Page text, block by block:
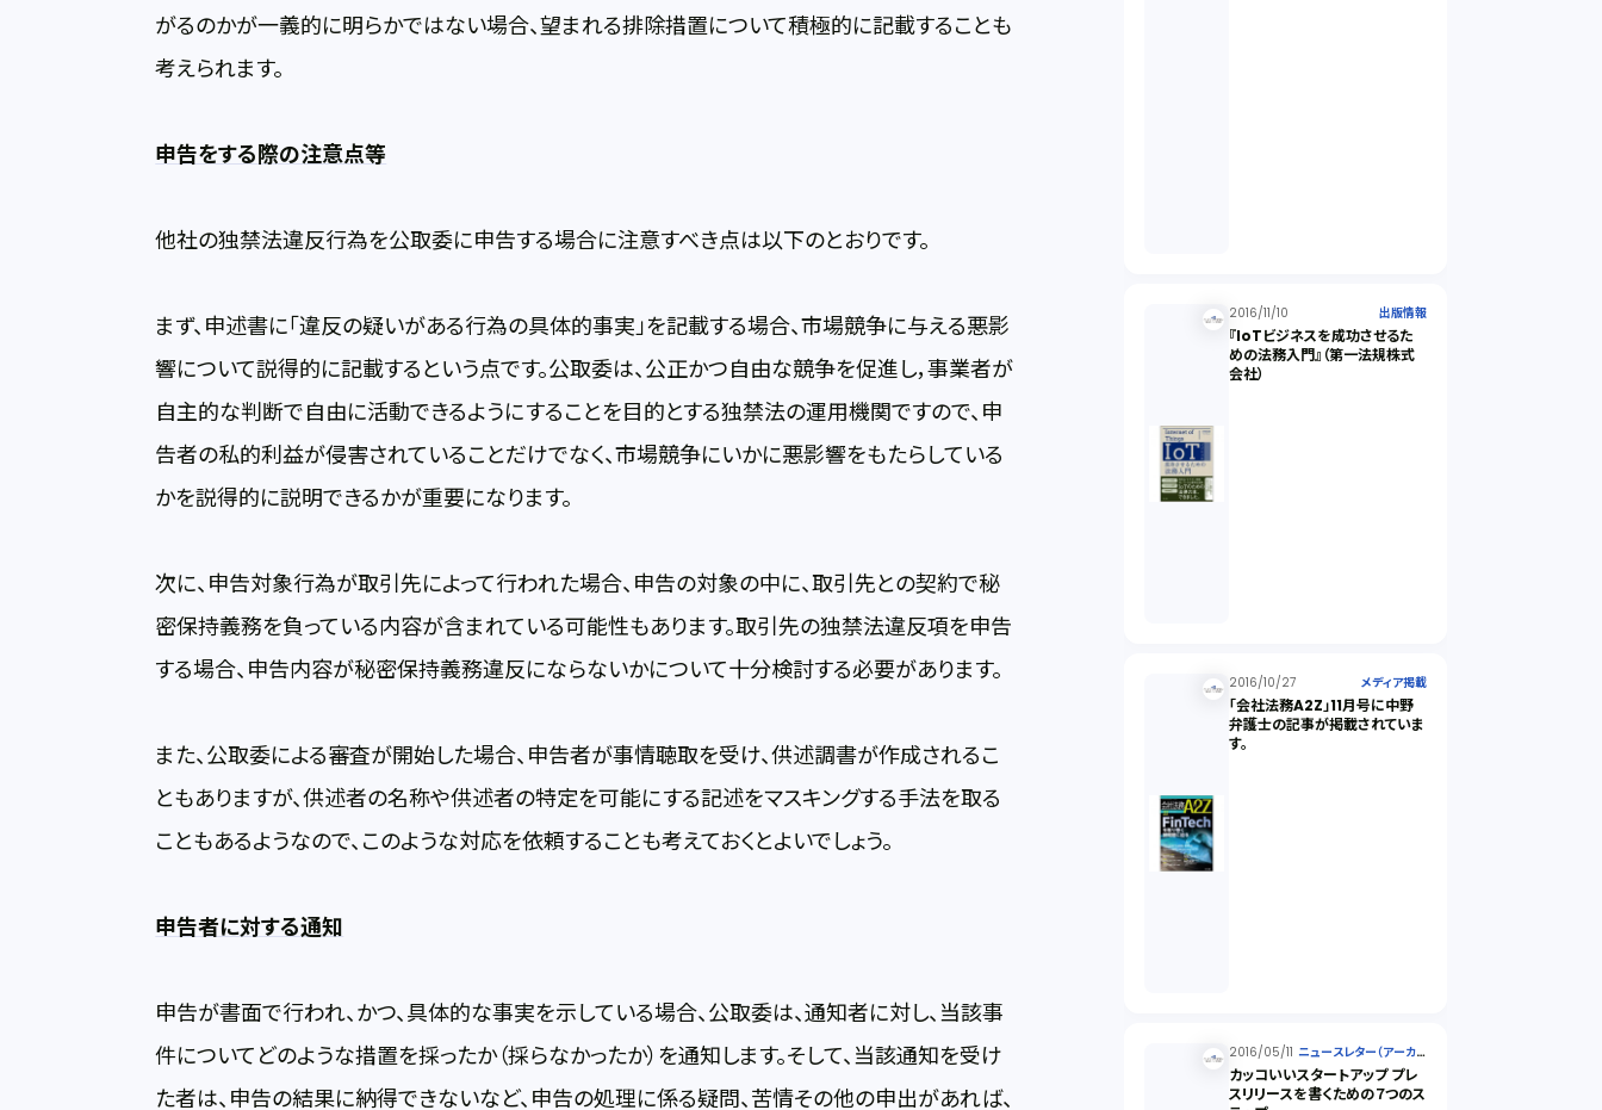
がるのかが一義的に明らかではない場合、望まれる排除措置について積極的に記載することも
考えられます。
申告をする際の注意点等
他社の独禁法違反行為を公取委に申告する場合に注意すべき点は以下のとおりです。
まず、申述書に「違反の疑いがある行為の具体的事実」を記載する場合、市場競争に与える悪影
響について説得的に記載するという点です。公取委は、公正かつ自由な競争を促進し，事業者が
自主的な判断で自由に活動できるようにすることを目的とする独禁法の運用機関ですので、申
告者の私的利益が侵害されていることだけでなく、市場競争にいかに悪影響をもたらしている
かを説得的に説明できるかが重要になります。
次に、申告対象行為が取引先によって行われた場合、申告の対象の中に、取引先との契約で秘
密保持義務を負っている内容が含まれている可能性もあります。取引先の独禁法違反項を申告
する場合、申告内容が秘密保持義務違反にならないかについて十分検討する必要があります。
また、公取委による審査が開始した場合、申告者が事情聴取を受け、供述調書が作成されるこ
ともありますが、供述者の名称や供述者の特定を可能にする記述をマスキングする手法を取る
こともあるようなので、このような対応を依頼することも考えておくとよいでしょう。
申告者に対する通知
申告が書面で行われ、かつ、具体的な事実を示している場合、公取委は、通知者に対し、当該事
件についてどのような措置を採ったか（採らなかったか）を通知します。そして、当該通知を受け
た者は、申告の結果に納得できないなど、申告の処理に係る疑問、苦情その他の申出があれば、
2016/11/10 出版情報
『IoTビジネスを成功させるた
めの法務入門』（第一法規株式
会社）
2016/10/27 メディア掲載
「会社法務A2Z」11月号に中野
弁護士の記事が掲載されていま
す。
2016/05/11 ニュースレター（アーカイ
ブ）
カッコいいスタートアップ プレ
スリリースを書くための７つのス